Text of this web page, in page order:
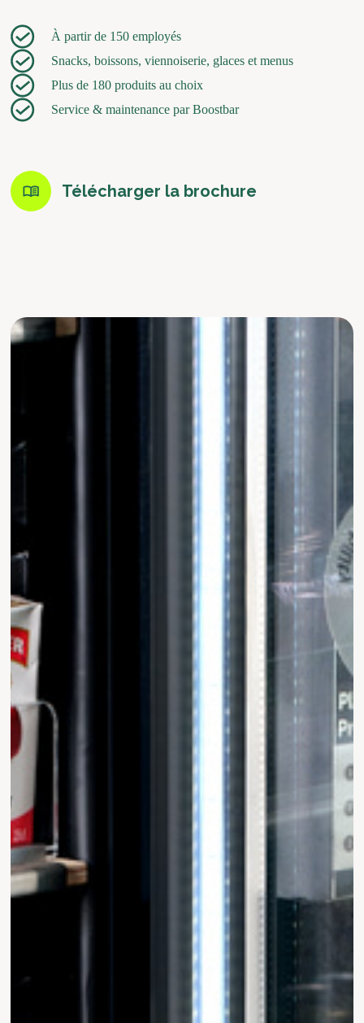
À partir de 150 employés
Snacks, boissons, viennoiserie, glaces et menus
Plus de 180 produits au choix
Service & maintenance par Boostbar
Télécharger la brochure